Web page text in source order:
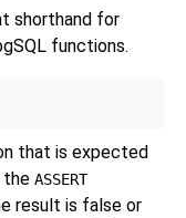
shorthand for
functions.
that is expected
the ASSERT
result is false or